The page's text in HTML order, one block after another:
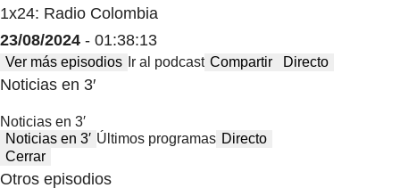
1x24: Radio Colombia
23/08/2024 - 01:38:13
Ver más episodios Ir al podcast Compartir Directo
Noticias en 3′
Noticias en 3′
Noticias en 3′ Últimos programas Directo
Cerrar
Otros episodios